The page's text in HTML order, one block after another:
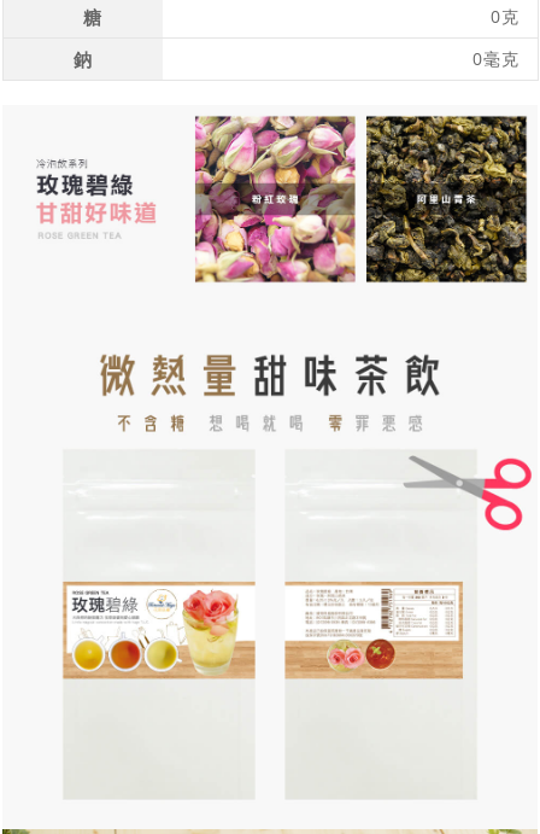
糖 0克
鈉 0毫克